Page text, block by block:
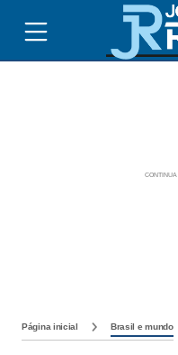
Página inicial Brasil e mundo